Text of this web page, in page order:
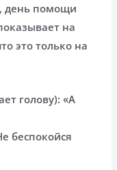
день помощи
на
это только на
голову): «А
беспокойся